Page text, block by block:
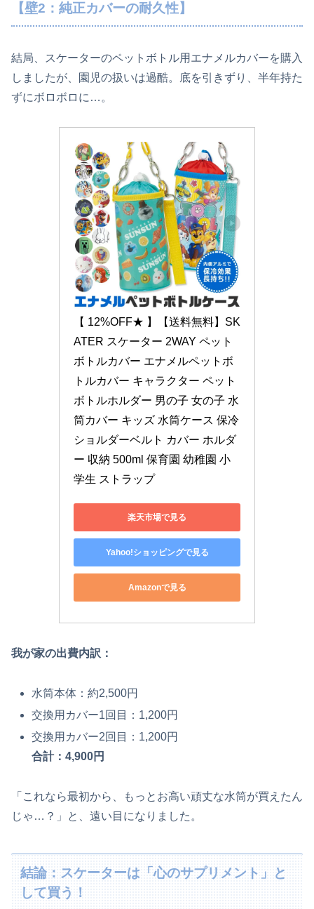
【壁2：純正カバーの耐久性】
結局、スケーターのペットボトル用エナメルカバーを購入
しましたが、園児の扱いは過酷。底を引きずり、半年持た
ずにボロボロに…。
【 12%OFF★ 】【送料無料】SK
ATER スケーター 2WAY ペット
ボトルカバー エナメルペットボ
トルカバー キャラクター ペット
ボトルホルダー 男の子 女の子 水
筒カバー キッズ 水筒ケース 保冷
ショルダーベルト カバー ホルダ
ー 収納 500ml 保育園 幼稚園 小
学生 ストラップ
楽天市場で見る
Yahoo!ショッピングで見る
Amazonで見る
我が家の出費内訳：
水筒本体：約2,500円
交換用カバー1回目：1,200円
交換用カバー2回目：1,200円
合計：4,900円
「これなら最初から、もっとお高い頑丈な水筒が買えたん
じゃ…？」と、遠い目になりました。
結論：スケーターは「心のサプリメント」と
して買う！